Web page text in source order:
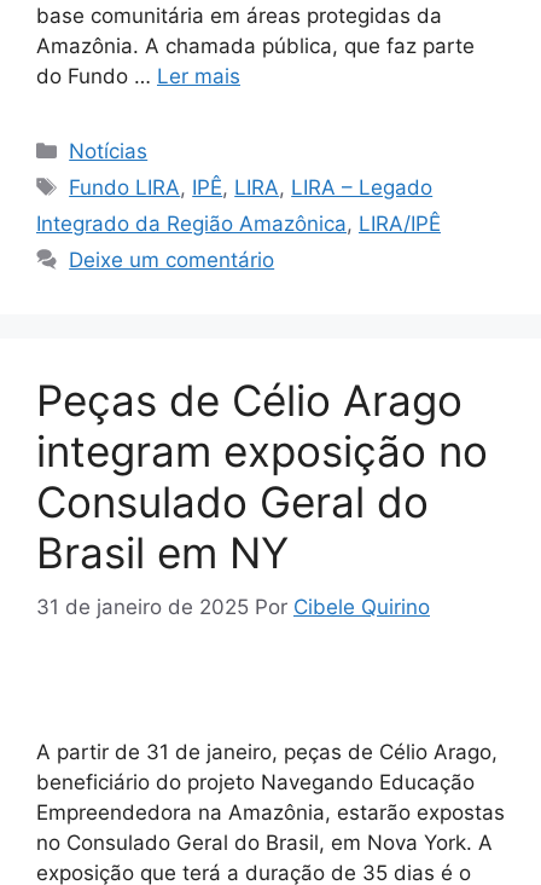
base comunitária em áreas protegidas da
Amazônia. A chamada pública, que faz parte
do Fundo … Ler mais
Notícias
Fundo LIRA, IPÊ, LIRA, LIRA – Legado
Integrado da Região Amazônica, LIRA/IPÊ
Deixe um comentário
Peças de Célio Arago
integram exposição no
Consulado Geral do
Brasil em NY
31 de janeiro de 2025 Por Cibele Quirino
A partir de 31 de janeiro, peças de Célio Arago,
beneficiário do projeto Navegando Educação
Empreendedora na Amazônia, estarão expostas
no Consulado Geral do Brasil, em Nova York. A
exposição que terá a duração de 35 dias é o